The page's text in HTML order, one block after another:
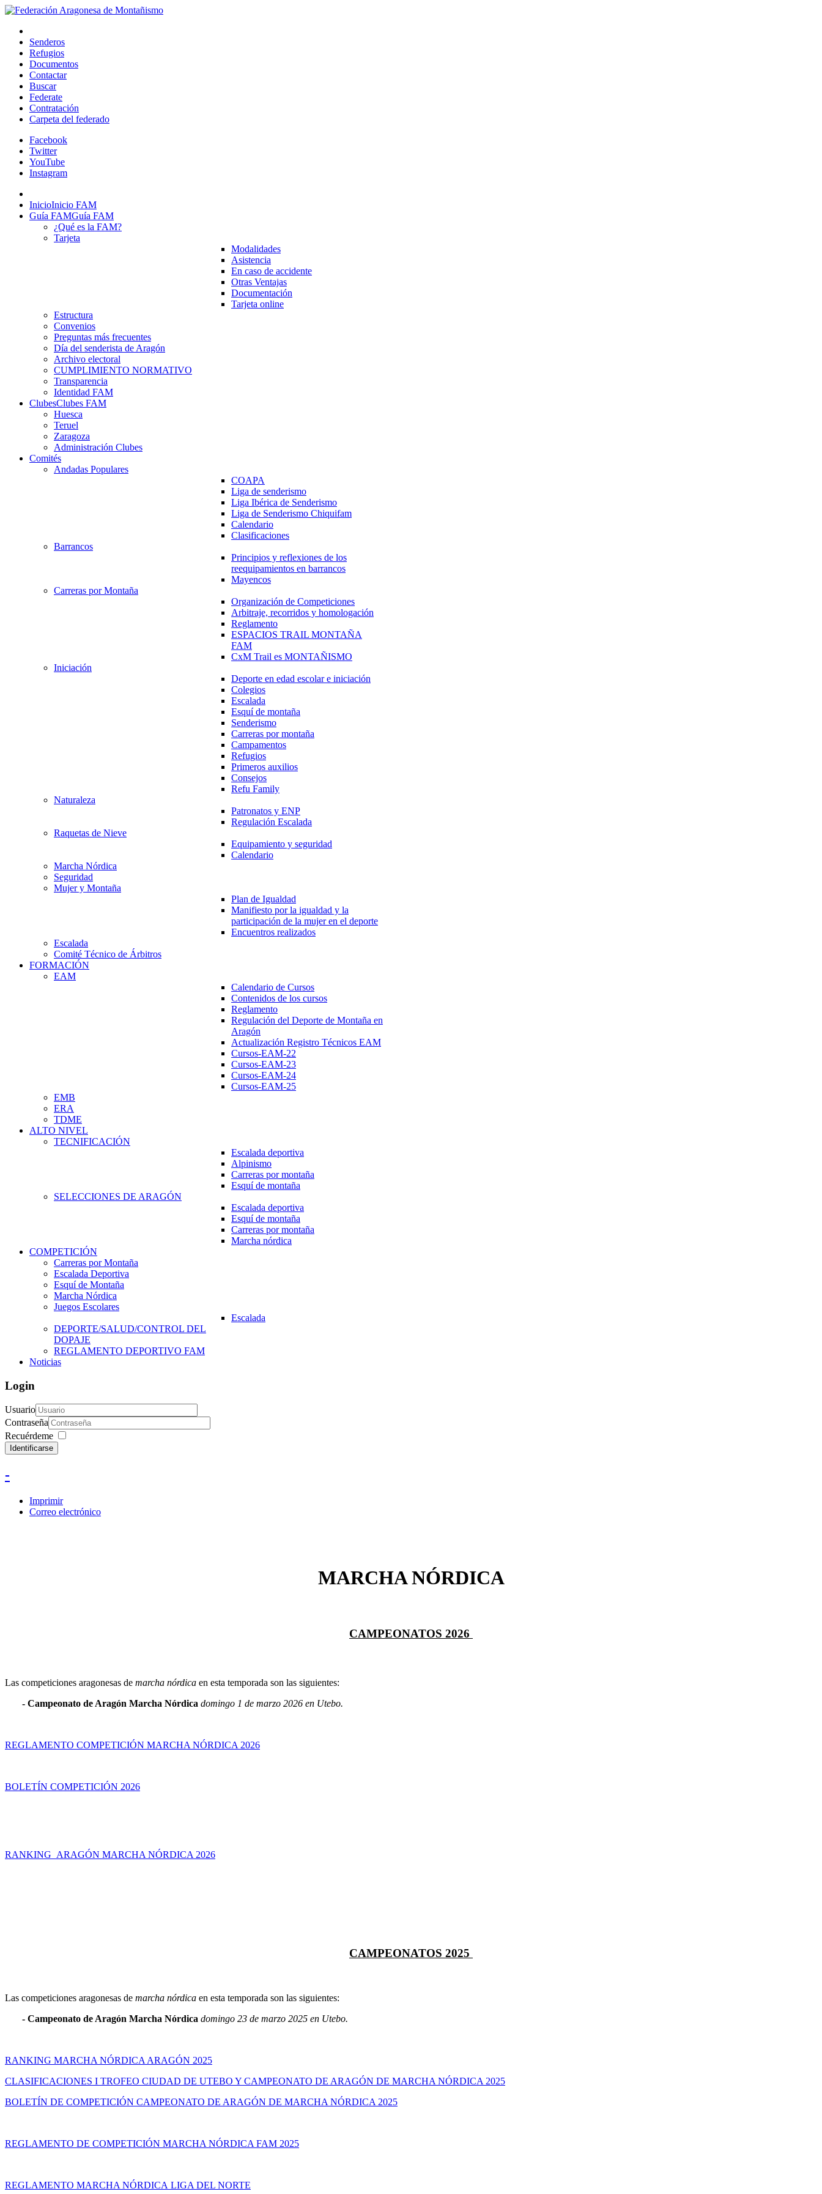
Senderos
Refugios
Documentos
Contactar
Buscar
Federate
Contratación
Carpeta del federado
Facebook
Twitter
YouTube
Instagram
InicioInicio FAM
Guía FAMGuía FAM
¿Qué es la FAM?
Tarjeta
Modalidades
Asistencia
En caso de accidente
Otras Ventajas
Documentación
Tarjeta online
Estructura
Convenios
Preguntas más frecuentes
Día del senderista de Aragón
Archivo electoral
CUMPLIMIENTO NORMATIVO
Transparencia
Identidad FAM
ClubesClubes FAM
Huesca
Teruel
Zaragoza
Administración Clubes
Comités
Andadas Populares
COAPA
Liga de senderismo
Liga Ibérica de Senderismo
Liga de Senderismo Chiquifam
Calendario
Clasificaciones
Barrancos
Principios y reflexiones de los
reequipamientos en barrancos
Mayencos
Carreras por Montaña
Organización de Competiciones
Arbitraje, recorridos y homologación
Reglamento
ESPACIOS TRAIL MONTAÑA
FAM
CxM Trail es MONTAÑISMO
Iniciación
Deporte en edad escolar e iniciación
Colegios
Escalada
Esquí de montaña
Senderismo
Carreras por montaña
Campamentos
Refugios
Primeros auxilios
Consejos
Refu Family
Naturaleza
Patronatos y ENP
Regulación Escalada
Raquetas de Nieve
Equipamiento y seguridad
Calendario
Marcha Nórdica
Seguridad
Mujer y Montaña
Plan de Igualdad
Manifiesto por la igualdad y la
participación de la mujer en el deporte
Encuentros realizados
Escalada
Comité Técnico de Árbitros
FORMACIÓN
EAM
Calendario de Cursos
Contenidos de los cursos
Reglamento
Regulación del Deporte de Montaña en
Aragón
Actualización Registro Técnicos EAM
Cursos-EAM-22
Cursos-EAM-23
Cursos-EAM-24
Cursos-EAM-25
EMB
ERA
TDME
ALTO NIVEL
TECNIFICACIÓN
Escalada deportiva
Alpinismo
Carreras por montaña
Esquí de montaña
SELECCIONES DE ARAGÓN
Escalada deportiva
Esquí de montaña
Carreras por montaña
Marcha nórdica
COMPETICIÓN
Carreras por Montaña
Escalada Deportiva
Esquí de Montaña
Marcha Nórdica
Juegos Escolares
Escalada
DEPORTE/SALUD/CONTROL DEL
DOPAJE
REGLAMENTO DEPORTIVO FAM
Noticias
Login
Usuario
Contraseña
Recuérdeme
Identificarse
-
Imprimir
Correo electrónico
MARCHA NÓRDICA
CAMPEONATOS 2026
Las competiciones aragonesas de marcha nórdica en esta temporada son las siguientes:
- Campeonato de Aragón Marcha Nórdica domingo 1 de marzo 2026 en Utebo.
REGLAMENTO COMPETICIÓN MARCHA NÓRDICA 2026
BOLETÍN COMPETICIÓN 2026
RANKING ARAGÓN MARCHA NÓRDICA 2026
CAMPEONATOS 2025
Las competiciones aragonesas de marcha nórdica en esta temporada son las siguientes:
- Campeonato de Aragón Marcha Nórdica domingo 23 de marzo 2025 en Utebo.
RANKING MARCHA NÓRDICA ARAGÓN 2025
CLASIFICACIONES I TROFEO CIUDAD DE UTEBO Y CAMPEONATO DE ARAGÓN DE MARCHA NÓRDICA 2025
BOLETÍN DE COMPETICIÓN CAMPEONATO DE ARAGÓN DE MARCHA NÓRDICA 2025
REGLAMENTO DE COMPETICIÓN MARCHA NÓRDICA FAM 2025
REGLAMENTO MARCHA NÓRDICA LIGA DEL NORTE